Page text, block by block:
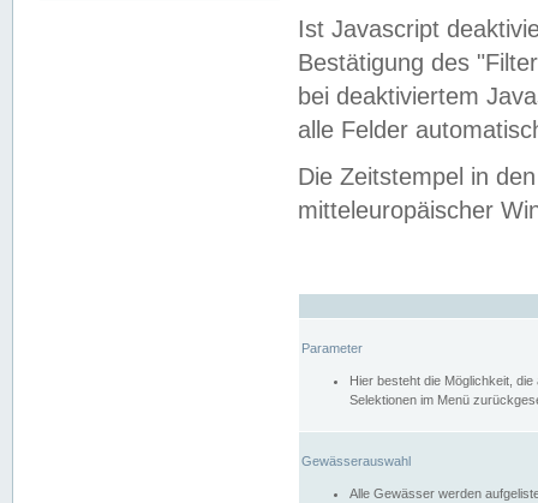
Ist Javascript
Bestätigung des
bei deaktiviertem
alle Felder
Die Zeitstempel in
mitteleuropäischer
Parameter
Hier besteht die Möglichkeit,
Selektionen im Menü
Gewässerauswahl
Alle Gewässer werden